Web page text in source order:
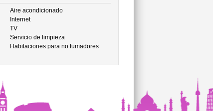
Aire acondicionado
Internet
TV
Servicio de limpieza
Habitaciones para no fumadores